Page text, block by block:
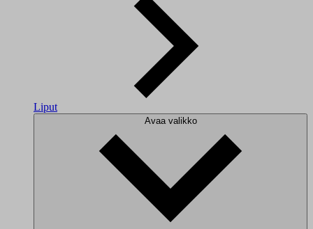
Liput
Avaa valikko